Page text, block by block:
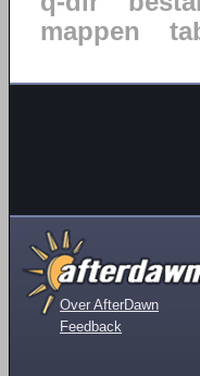
mappen
Over AfterDawn
Feedback